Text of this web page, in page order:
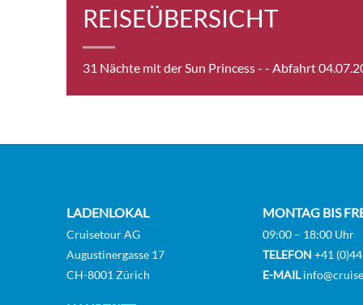
[DH]
REISEÜBERSICHT
31 Nächte mit der Sun Princess - - Abfahrt
LADENLOKAL
Cruisetour AG
Augustinergasse 17
CH-8001 Zürich
MONTAG BIS
09:00 – 18:00 Uhr
TELEFON +41
E-MAIL